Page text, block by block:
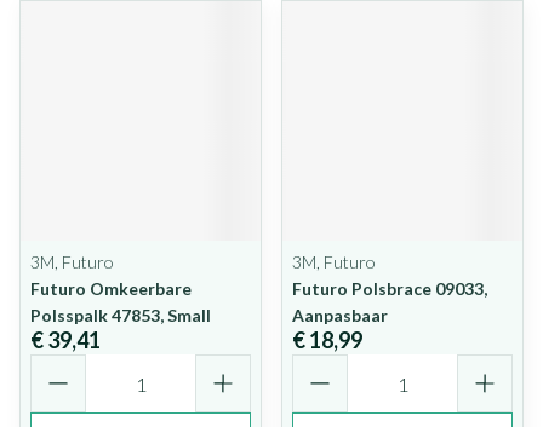
3M, Futuro
Futuro Omkeerbare
Polsspalk 47853, Small
€ 39,41
3M, Futuro
Futuro Polsbrace 09033,
Aanpasbaar
€ 18,99